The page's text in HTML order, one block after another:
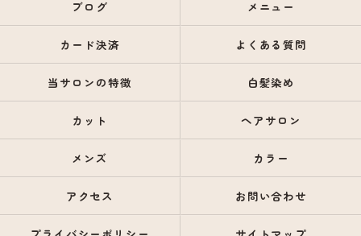
ブログ メニュー
カード決済 よくある質問
当サロンの特徴 白髪染め
カット ヘアサロン
メンズ カラー
アクセス お問い合わせ